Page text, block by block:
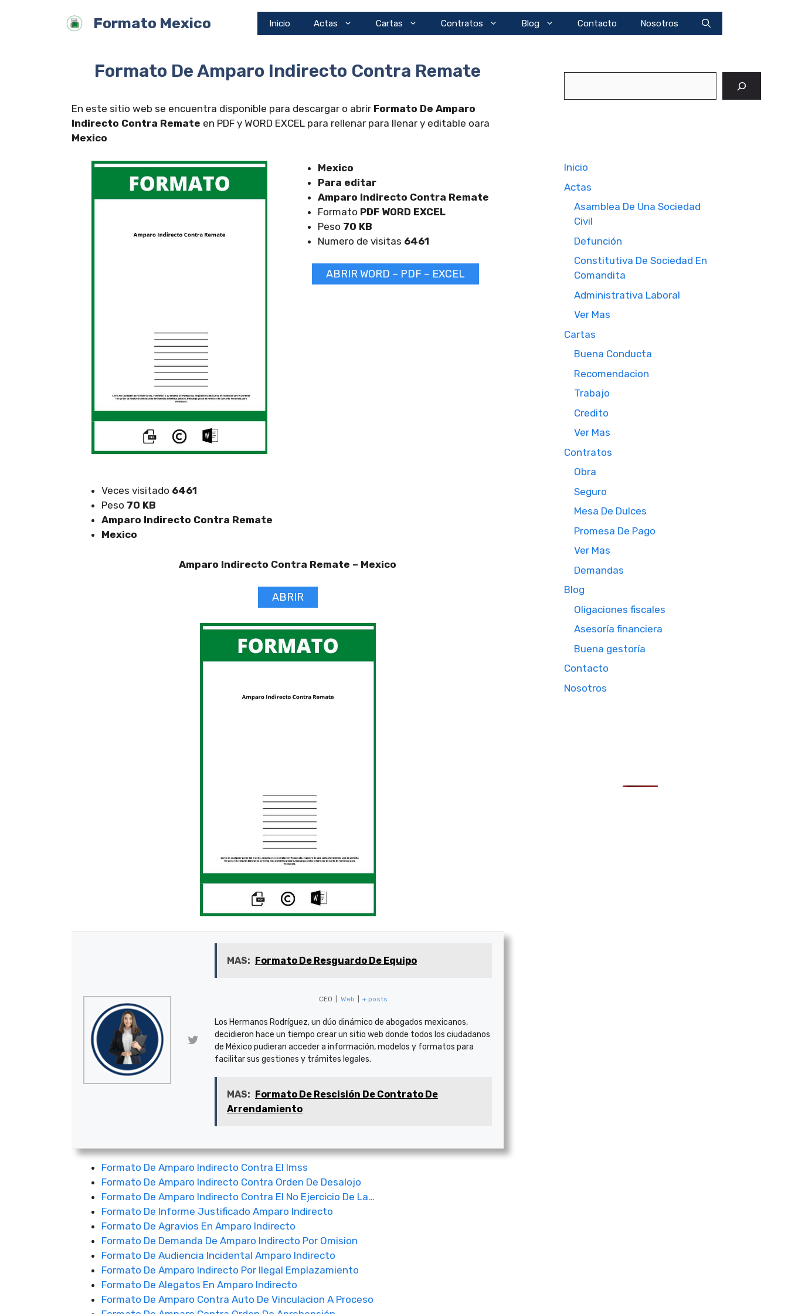
Formato Mexico Inicio Actas Cartas Contratos Blog Contacto Nosotros
Formato De Amparo Indirecto Contra Remate
En este sitio web se encuentra disponible para descargar o abrir Formato De Amparo
Indirecto Contra Remate en PDF y WORD EXCEL para rellenar para llenar y editable oara
Mexico
Mexico
Para editar
Amparo Indirecto Contra Remate
Formato PDF WORD EXCEL
Peso 70 KB
Numero de visitas 6461
ABRIR WORD – PDF – EXCEL
Veces visitado 6461
Peso 70 KB
Amparo Indirecto Contra Remate
Mexico
Amparo Indirecto Contra Remate – Mexico
ABRIR
MAS: Formato De Resguardo De Equipo
CEO Web + posts
Los Hermanos Rodríguez, un dúo dinámico de abogados mexicanos,
decidieron hace un tiempo crear un sitio web donde todos los ciudadanos
de México pudieran acceder a información, modelos y formatos para
facilitar sus gestiones y trámites legales.
MAS: Formato De Rescisión De Contrato De
Arrendamiento
Formato De Amparo Indirecto Contra El Imss
Formato De Amparo Indirecto Contra Orden De Desalojo
Formato De Amparo Indirecto Contra El No Ejercicio De La…
Formato De Informe Justificado Amparo Indirecto
Formato De Agravios En Amparo Indirecto
Formato De Demanda De Amparo Indirecto Por Omision
Formato De Audiencia Incidental Amparo Indirecto
Formato De Amparo Indirecto Por Ilegal Emplazamiento
Formato De Alegatos En Amparo Indirecto
Formato De Amparo Contra Auto De Vinculacion A Proceso
Inicio
Actas
Asamblea De Una Sociedad
Civil
Defunción
Constitutiva De Sociedad En
Comandita
Administrativa Laboral
Ver Mas
Cartas
Buena Conducta
Recomendacion
Trabajo
Credito
Ver Mas
Contratos
Obra
Seguro
Mesa De Dulces
Promesa De Pago
Ver Mas
Demandas
Blog
Oligaciones fiscales
Asesoría financiera
Buena gestoría
Contacto
Nosotros